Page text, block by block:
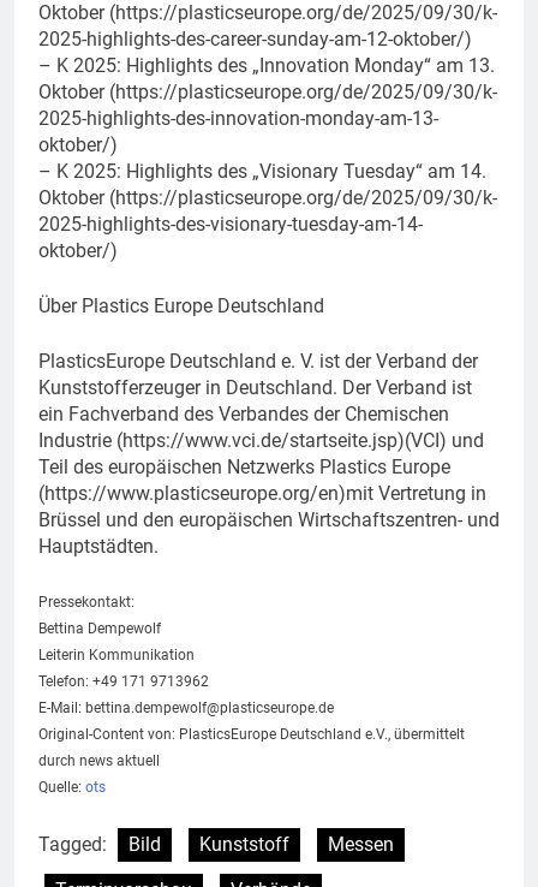
Oktober (https://plasticseurope.org/de/2025/09/30/k-
2025-highlights-des-career-sunday-am-12-oktober/)
– K 2025: Highlights des „Innovation Monday“ am 13.
Oktober (https://plasticseurope.org/de/2025/09/30/k-
2025-highlights-des-innovation-monday-am-13-
oktober/)
– K 2025: Highlights des „Visionary Tuesday“ am 14.
Oktober (https://plasticseurope.org/de/2025/09/30/k-
2025-highlights-des-visionary-tuesday-am-14-
oktober/)
Über Plastics Europe Deutschland
PlasticsEurope Deutschland e. V. ist der Verband der
Kunststofferzeuger in Deutschland. Der Verband ist
ein Fachverband des Verbandes der Chemischen
Industrie (https://www.vci.de/startseite.jsp)(VCI) und
Teil des europäischen Netzwerks Plastics Europe
(https://www.plasticseurope.org/en)mit Vertretung in
Brüssel und den europäischen Wirtschaftszentren- und
Hauptstädten.
Pressekontakt:
Bettina Dempewolf
Leiterin Kommunikation
Telefon: +49 171 9713962
E-Mail: bettina.dempewolf@plasticseurope.de
Original-Content von: PlasticsEurope Deutschland e.V., übermittelt
durch news aktuell
Quelle: ots
Tagged: Bild Kunststoff
Messen